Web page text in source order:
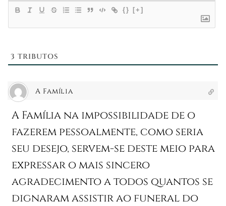
{} [+]
3 TRIBUTOS
A Família
A Família na impossibilidade de o
fazerem pessoalmente, como seria
seu desejo, servem-se deste meio para
expressar o mais sincero
agradecimento a todos quantos se
dignaram assistir ao funeral do